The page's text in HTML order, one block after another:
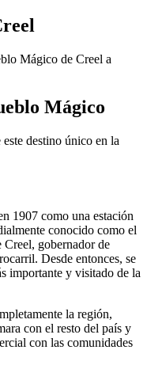
Mágico de Creel a
Mágico
destino único en la
1907 como una estación
conocido como el
gobernador de
Desde entonces, se
importante y visitado de la
la región,
con el resto del país y
con las comunidades